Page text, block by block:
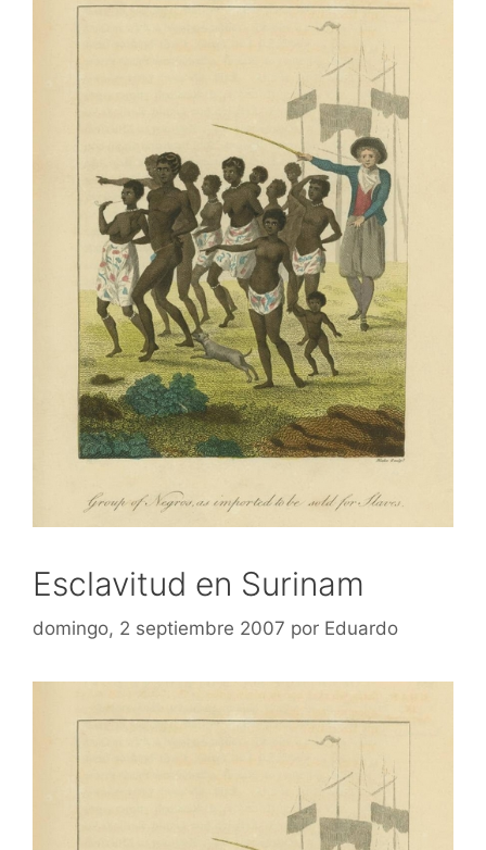
Esclavitud en Surinam
domingo, 2 septiembre 2007 por Eduardo